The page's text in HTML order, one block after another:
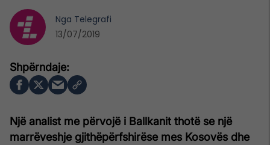
Një analist me përvojë i Ballkanit thotë se një
marrëveshje gjithëpërfshirëse mes Kosovës dhe
Nga Telegrafi
13/07/2019